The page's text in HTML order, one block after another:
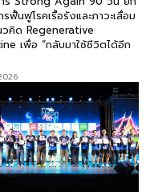
รฟื้นฟูโรคเรื้อรังและภาวะเสื่อม
คิด Regenerative
เพื่อ “กลับมาใช้ชีวิตได้อีก